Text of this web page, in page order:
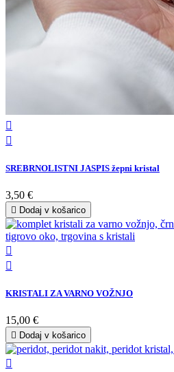


SREBRNOLISTNI JASPIS žepni kristal
3,50 €
 Dodaj v košarico


KRISTALI ZA VARNO VOŽNJO
15,00 €
 Dodaj v košarico
